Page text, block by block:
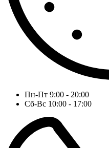
Пн-Пт 9:00 - 20:00
Сб-Вс 10:00 - 17:00